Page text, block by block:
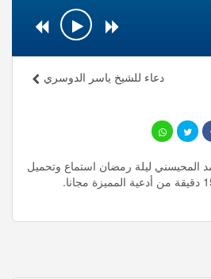
دعاء للشيخ ياسر الدوسري
المحيسني ليلة رمضان استماع وتحميل